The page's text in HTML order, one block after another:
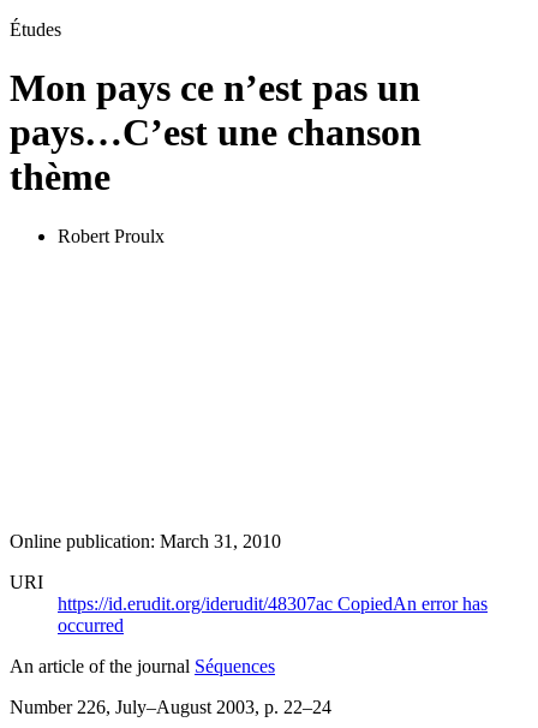
Études
Mon pays ce n’est pas un
pays…C’est une chanson
thème
Robert Proulx
Online publication: March 31, 2010
URI
https://id.erudit.org/iderudit/48307ac CopiedAn error has
occurred
An article of the journal Séquences
Number 226, July–August 2003, p. 22–24